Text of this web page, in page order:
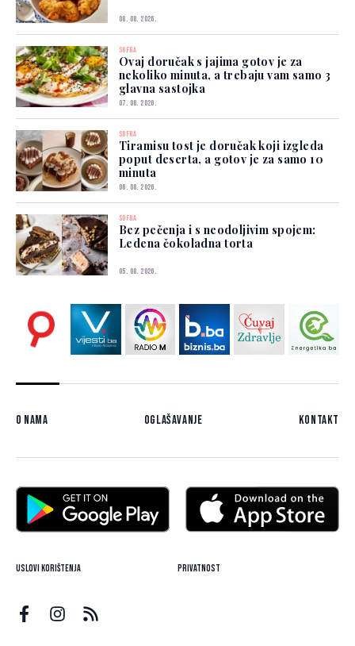
08. 08. 2026.
SOFRA
Ovaj doručak s jajima gotov je za
nekoliko minuta, a trebaju vam samo 3
glavna sastojka
07. 08. 2026.
SOFRA
Tiramisu tost je doručak koji izgleda
poput deserta, a gotov je za samo 10
minuta
06. 08. 2026.
SOFRA
Bez pečenja i s neodoljivim spojem:
Ledena čokoladna torta
05. 08. 2026.
O nama Oglašavanje Kontakt
Uslovi korištenja Privatnost